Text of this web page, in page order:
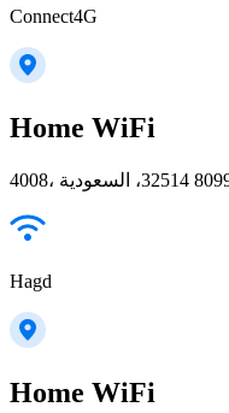
Connect4G
Home WiFi
Hagd
Home WiFi